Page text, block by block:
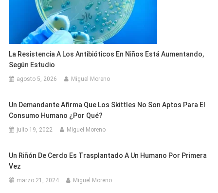
La Resistencia A Los Antibióticos En Niños Está Aumentando,
Según Estudio
agosto 5, 2026 Miguel Moreno
Un Demandante Afirma Que Los Skittles No Son Aptos Para El
Consumo Humano ¿Por Qué?
julio 19, 2022 Miguel Moreno
Un Riñón De Cerdo Es Trasplantado A Un Humano Por Primera
Vez
marzo 21, 2024 Miguel Moreno